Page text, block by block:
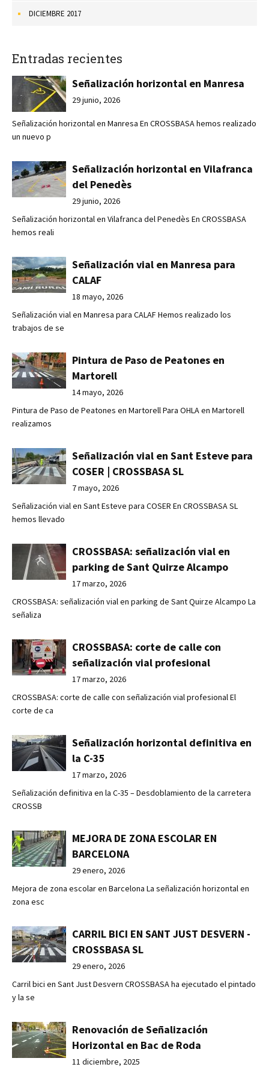
DICIEMBRE 2017
Entradas recientes
Señalización horizontal en Manresa
29 junio, 2026
Señalización horizontal en Manresa En CROSSBASA hemos realizado
un nuevo p
Señalización horizontal en Vilafranca
del Penedès
29 junio, 2026
Señalización horizontal en Vilafranca del Penedès En CROSSBASA
hemos reali
Señalización vial en Manresa para
CALAF
18 mayo, 2026
Señalización vial en Manresa para CALAF Hemos realizado los
trabajos de se
Pintura de Paso de Peatones en
Martorell
14 mayo, 2026
Pintura de Paso de Peatones en Martorell Para OHLA en Martorell
realizamos
Señalización vial en Sant Esteve para
COSER | CROSSBASA SL
7 mayo, 2026
Señalización vial en Sant Esteve para COSER En CROSSBASA SL
hemos llevado
CROSSBASA: señalización vial en
parking de Sant Quirze Alcampo
17 marzo, 2026
CROSSBASA: señalización vial en parking de Sant Quirze Alcampo La
señaliza
CROSSBASA: corte de calle con
señalización vial profesional
17 marzo, 2026
CROSSBASA: corte de calle con señalización vial profesional El
corte de ca
Señalización horizontal definitiva en
la C-35
17 marzo, 2026
Señalización definitiva en la C-35 – Desdoblamiento de la carretera
CROSSB
MEJORA DE ZONA ESCOLAR EN
BARCELONA
29 enero, 2026
Mejora de zona escolar en Barcelona La señalización horizontal en
zona esc
CARRIL BICI EN SANT JUST DESVERN -
CROSSBASA SL
29 enero, 2026
Carril bici en Sant Just Desvern CROSSBASA ha ejecutado el pintado
y la se
Renovación de Señalización
Horizontal en Bac de Roda
11 diciembre, 2025